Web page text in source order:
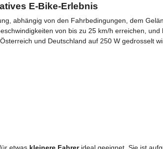
E-Bike-Erlebnis
abhängig von den Fahrbedingungen, dem
von bis zu 25 km/h erreichen,
und Deutschland auf 250 W gedrosselt